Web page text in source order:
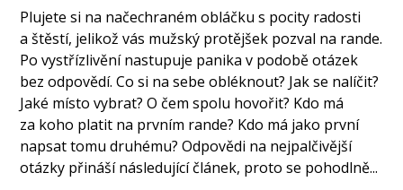
Plujete si na načechraném obláčku s pocity radosti
a štěstí, jelikož vás mužský protějšek pozval na rande.
Po vystřízlivění nastupuje panika v podobě otázek
bez odpovědí. Co si na sebe obléknout? Jak se nalíčit?
Jaké místo vybrat? O čem spolu hovořit? Kdo má
za koho platit na prvním rande? Kdo má jako první
napsat tomu druhému? Odpovědi na nejpalčivější
otázky přináší následující článek, proto se pohodlně...